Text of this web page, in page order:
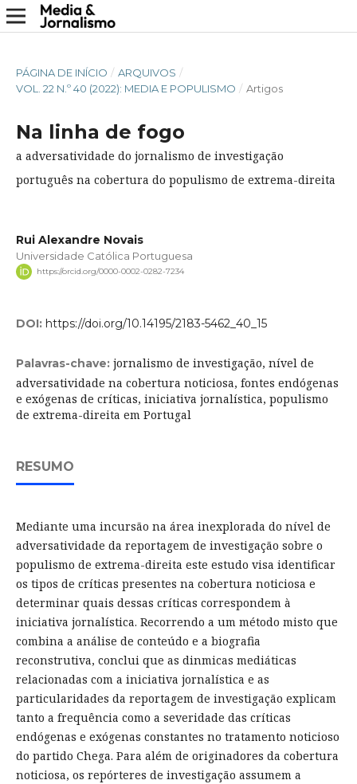
PÁGINA DE INÍCIO / ARQUIVOS /
VOL. 22 N.º 40 (2022): MEDIA E POPULISMO / Artigos
Na linha de fogo
a adversatividade do jornalismo de investigação
português na cobertura do populismo de extrema-direita
Rui Alexandre Novais
Universidade Católica Portuguesa
https://orcid.org/0000-0002-0282-7234
DOI: https://doi.org/10.14195/2183-5462_40_15
Palavras-chave: jornalismo de investigação, nível de
adversatividade na cobertura noticiosa, fontes endógenas
e exógenas de críticas, iniciativa jornalística, populismo
de extrema-direita em Portugal
RESUMO
Mediante uma incursão na área inexplorada do nível de
adversatividade da reportagem de investigação sobre o
populismo de extrema-direita este estudo visa identificar
os tipos de críticas presentes na cobertura noticiosa e
determinar quais dessas críticas correspondem à
iniciativa jornalística. Recorrendo a um método misto que
combina a análise de conteúdo e a biografia
reconstrutiva, conclui que as dinmicas mediáticas
relacionadas com a iniciativa jornalística e as
particularidades da reportagem de investigação explicam
tanto a frequência como a severidade das críticas
endógenas e exógenas constantes no tratamento noticioso
do partido Chega. Para além de originadores da cobertura
noticiosa, os repórteres de investigação assumem a